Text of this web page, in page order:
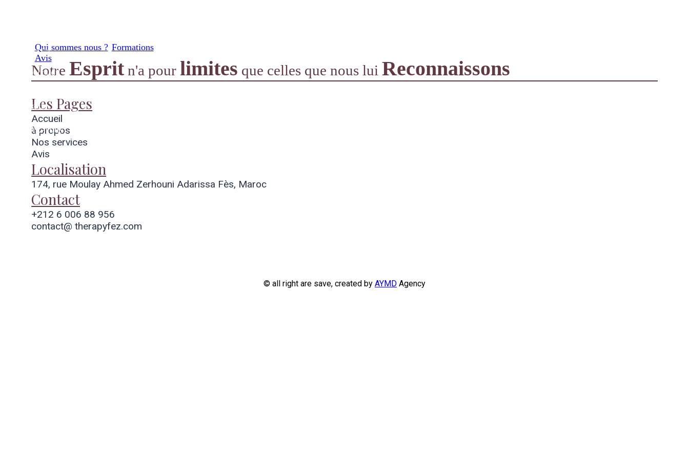
Qui sommes nous ? Formations
Avis
Accueil
Contact
rendez-vous
NotreEspritn'a pour limites que celles que nous lui Reconnaissons
Les Pages
Accueil
à propos
Nos services
Avis
Localisation
174, rue Moulay Ahmed Zerhouni Adarissa Fès, Maroc
Contact
+212 6 006 88 956
contact@ therapyfez.com
© all right are save, created by AYMD Agency